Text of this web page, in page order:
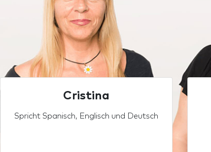
Cristina
Spricht Spanisch, Englisch und Deutsch